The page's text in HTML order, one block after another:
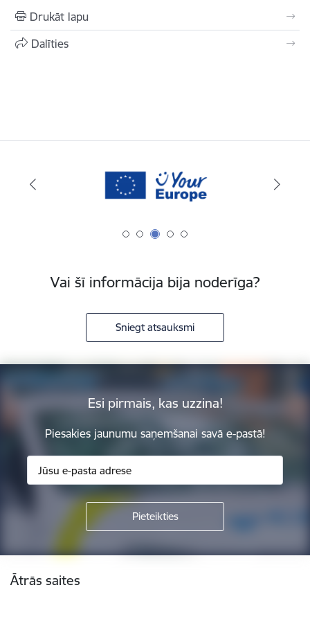
Drukāt lapu
Dalīties
Vai šī informācija bija noderīga?
Sniegt atsauksmi
Esi pirmais, kas uzzina!
Piesakies jaunumu saņemšanai savā e-pastā!
Ātrās saites